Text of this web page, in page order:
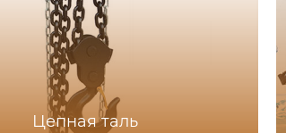
Цепная таль